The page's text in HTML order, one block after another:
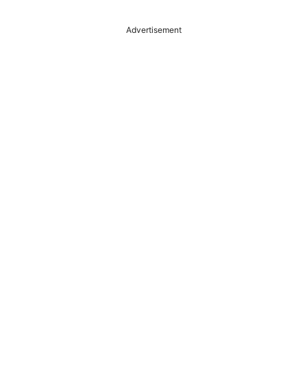
Advertisement